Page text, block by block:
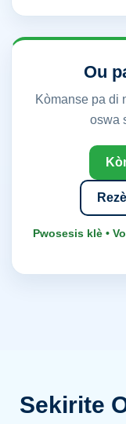
Ou
Kòmanse pa di
oswa
Pwosesis klè •
Sekirite